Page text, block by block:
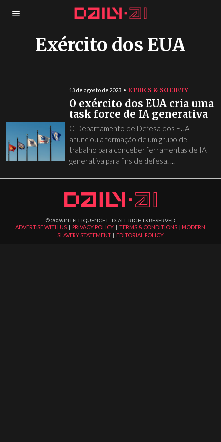
Exército dos EUA
13 de agosto de 2023 ETHICS & SOCIETY
O exército dos EUA cria uma
task force de IA generativa
O Departamento de Defesa dos EUA
anunciou a formação de um grupo de
trabalho para conceber ferramentas de IA
generativa para fins de defesa. ...
© 2026 INTELLIQUENCE LTD. ALL RIGHTS RESERVED
ADVERTISE WITH US | PRIVACY POLICY |TERMS & CONDITIONS | MODERN
SLAVERY STATEMENT| EDITORIAL POLICY